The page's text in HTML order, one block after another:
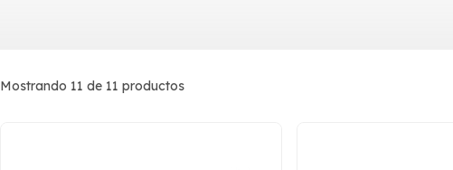
Mostrando 11 de 11 productos